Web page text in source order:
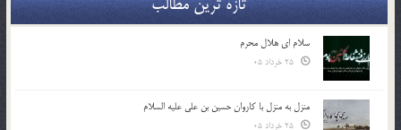
سلام ای هلال محرم
منزل به منزل با کاروان حسین بن علی علیه السلام